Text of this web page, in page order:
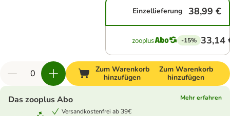
Einzellieferung 38,99 €
-15% 33,14
Zum Warenkorb
hinzufügen
Zum Warenkorb
hinzufügen
Das zooplus Abo
Mehr erfahren
Versandkostenfrei ab 39€